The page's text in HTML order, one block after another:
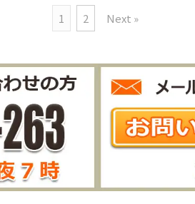
か」「処分するしかないのか」と判断に
迷うことも多いのではないでしょうか。
にくい和楽器です。銘や製管師、長さ、
流派、素材、歌口や中継ぎの状態、付属
品の有無によって査定額が変わるため、
古く見える尺八でも買取対象になる場合
があります。 特に、管体に銘がある尺
八、有名製管師の作品、竹製の在銘尺
八、金 ...
1 2 Next »